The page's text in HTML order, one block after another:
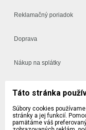
Reklamačný poriadok
Doprava
Nákup na splátky
Vynáška a montáž
Táto stránka
Súbory cookies
stránky a jej funkcií.
pamätáme váš